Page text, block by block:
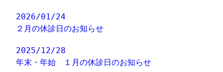
2026/01/24
２月の休診日のお知らせ
2025/12/28
年末・年始 １月の休診日のお知らせ